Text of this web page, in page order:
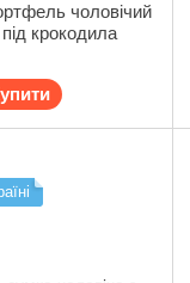
чоловічий
крокодила